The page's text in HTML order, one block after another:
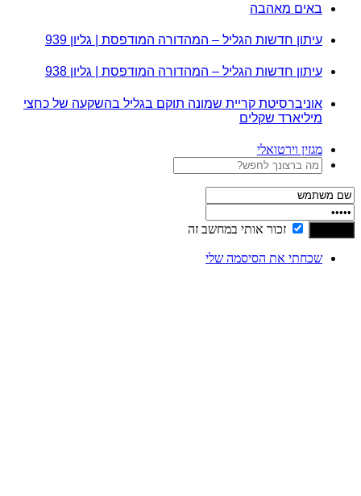
באים מאהבה
עיתון חדשות הגליל – המהדורה המודפסת | גליון 939
עיתון חדשות הגליל – המהדורה המודפסת | גליון 938
אוניברסיטת קריית שמונה תוקם בגליל בהשקעה של כחצי
מיליארד שקלים
מגזין וירטואלי
זכור אותי במחשב זה
שכחתי את הסיסמה שלי